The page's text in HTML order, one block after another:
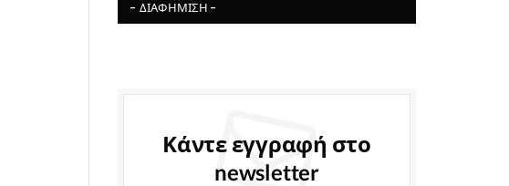
- ΔΙΑΦΉΜΙΣΗ -
Κάντε εγγραφή στο
newsletter